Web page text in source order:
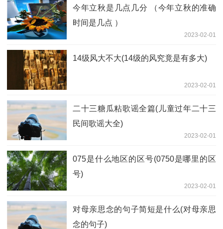
今年立秋是几点几分 （今年立秋的准确
时间是几点 ）
2023-02-01
14级风大不大(14级的风究竟是有多大)
2023-02-01
二十三糖瓜粘歌谣全篇(儿童过年二十三
民间歌谣大全)
2023-02-01
075是什么地区的区号(0750是哪里的区
号)
2023-02-01
对母亲思念的句子简短是什么(对母亲思
念的句子)